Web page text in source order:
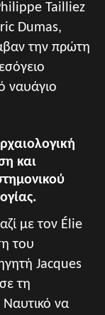
Tailliez
Dumas,
την πρώτη
ναυάγιο
και
με τον Élie
του
Jacques
τη
Ναυτικό να